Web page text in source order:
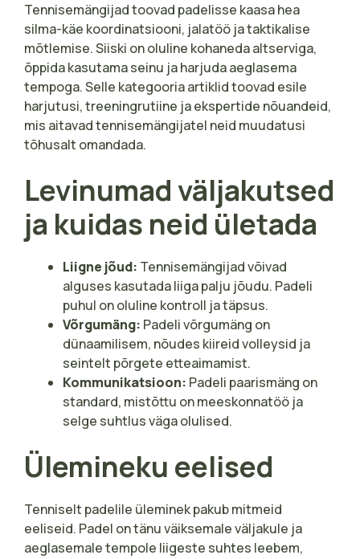
Tennisemängijad toovad padelisse kaasa hea
silma-käe koordinatsiooni, jalatöö ja taktikalise
mõtlemise. Siiski on oluline kohaneda altserviga,
õppida kasutama seinu ja harjuda aeglasema
tempoga. Selle kategooria artiklid toovad esile
harjutusi, treeningrutiine ja ekspertide nõuandeid,
mis aitavad tennisemängijatel neid muudatusi
tõhusalt omandada.
Levinumad väljakutsed
ja kuidas neid ületada
Liigne jõud: Tennisemängijad võivad
alguses kasutada liiga palju jõudu. Padeli
puhul on oluline kontroll ja täpsus.
Võrgumäng: Padeli võrgumäng on
dünaamilisem, nõudes kiireid volleysid ja
seintelt põrgete etteaimamist.
Kommunikatsioon: Padeli paarismäng on
standard, mistõttu on meeskonnatöö ja
selge suhtlus väga olulised.
Ülemineku eelised
Tenniselt padelile üleminek pakub mitmeid
eeliseid. Padel on tänu väiksemale väljakule ja
aeglasemale tempole liigeste suhtes leebem,